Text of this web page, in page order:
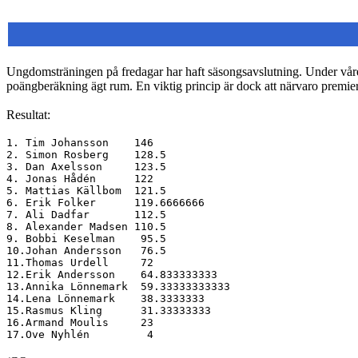
Ungdomsträningen på fredagar har haft säsongsavslutning. Under
poängberäkning ägt rum. En viktig princip är dock att närvaro
Resultat:
1. Tim Johansson 146
2. Simon Rosberg 128.5
3. Dan Axelsson 123.5
4. Jonas Hådén 122
5. Mattias Källbom 121.5
6. Erik Folker 119.6666666
7. Ali Dadfar 112.5
8. Alexander Madsen 110.5
9. Bobbi Keselman 95.5
10.Johan Andersson 76.5
11.Thomas Urdell 72
12.Erik Andersson 64.833333333
13.Annika Lönnemark 59.33333333333
14.Lena Lönnemark 38.3333333
15.Rasmus Kling 31.33333333
16.Armand Moulis 23
17.Ove Nyhlén 4